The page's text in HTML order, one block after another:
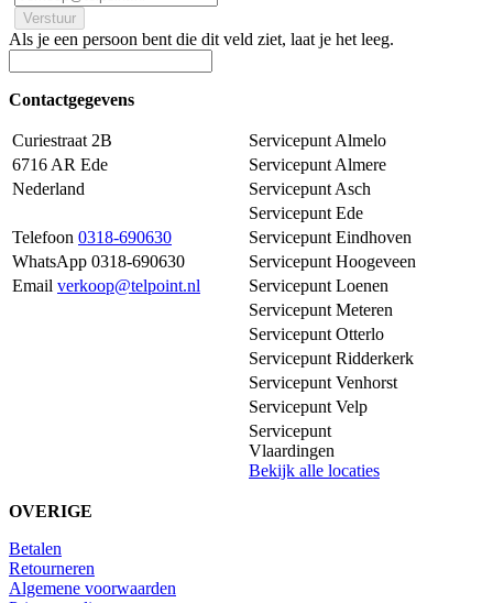
Als je een persoon bent die dit veld ziet, laat je het leeg.
Contactgegevens
Curiestraat 2B
Servicepunt Almelo
6716 AR Ede
Servicepunt Almere
Nederland
Servicepunt Asch
Servicepunt Ede
Telefoon 0318-690630
Servicepunt Eindhoven
WhatsApp 0318-690630
Servicepunt Hoogeveen
Email verkoop@telpoint.nl
Servicepunt Loenen
Servicepunt Meteren
Servicepunt Otterlo
Servicepunt Ridderkerk
Servicepunt Venhorst
Servicepunt Velp
Servicepunt
Vlaardingen
Bekijk alle locaties
OVERIGE
Betalen
Retourneren
Algemene voorwaarden